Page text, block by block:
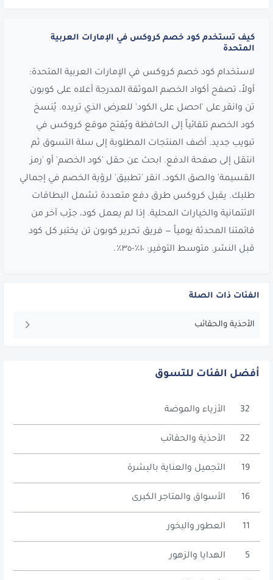
كيف تستخدم كود خصم كروكس في الإمارات العربية
المتحدة
لاستخدام كود خصم كروكس في الإمارات العربية المتحدة:
أولاً، تصفح أكواد الخصم الموثقة المدرجة أعلاه على كوبون
تن وانقر على 'احصل على الكود' للعرض الذي تريده. يُنسخ
كود الخصم تلقائياً إلى الحافظة ويُفتح موقع كروكس في
تبويب جديد. أضف المنتجات المطلوبة إلى سلة التسوق ثم
انتقل إلى صفحة الدفع. ابحث عن حقل 'كود الخصم' أو 'رمز
القسيمة' والصق الكود. انقر 'تطبيق' لرؤية الخصم في إجمالي
طلبك. يقبل كروكس طرق دفع متعددة تشمل البطاقات
الائتمانية والخيارات المحلية. إذا لم يعمل كود، جرّب آخر من
قائمتنا المحدثة يومياً — فريق تحرير كوبون تن يختبر كل كود
قبل النشر. متوسط التوفير: ١٠٪-٣٥٪.
الفئات ذات الصلة
الأحذية والحقائب
أفضل الفئات للتسوق
الأزياء والموضة 32
الأحذية والحقائب 22
التجميل والعناية بالبشرة 19
الأسواق والمتاجر الكبرى 16
العطور والبخور 11
الهدايا والزهور 5